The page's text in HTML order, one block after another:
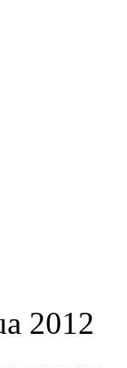
2012